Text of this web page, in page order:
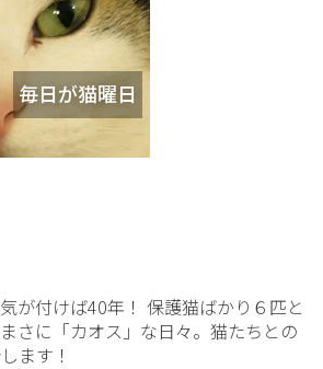
毎日が猫曜日
が付けば40年！ 保護猫ばかり６匹と
さに「カオス」な日々。猫たちとの
ます！